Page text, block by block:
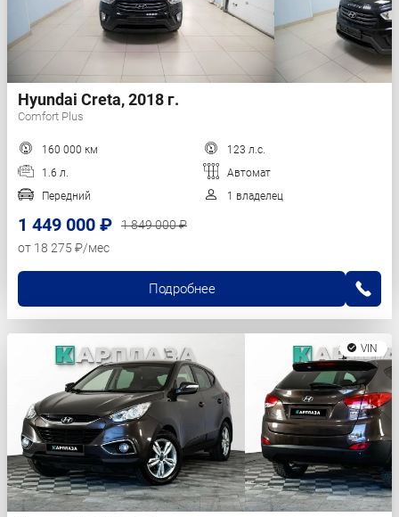
Hyundai Creta, 2018 г.
Comfort Plus
160 000 км
123 л.с.
1.6 л.
Автомат
Передний
1 владелец
1 449 000 ₽
1 849 000 ₽
от 18 275 ₽/мес
Подробнее
VIN